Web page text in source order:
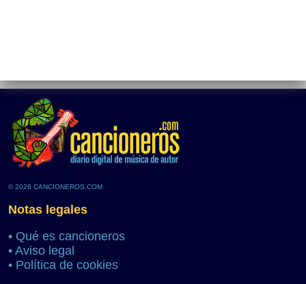
© 2026 CANCIONEROS.COM
Notas legales
• Qué es cancioneros
• Aviso legal
• Política de cookies